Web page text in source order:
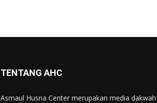
TENTANG AHC
Asmaul Husna Center merupakan media dakwah